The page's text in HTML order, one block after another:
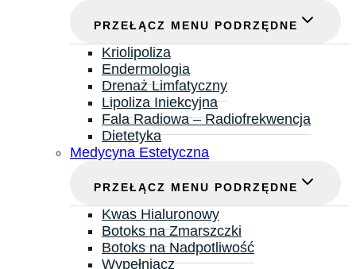
PRZEŁĄCZ MENU PODRZĘDNE
Kriolipoliza
Endermologia
Drenaż Limfatyczny
Lipoliza Iniekcyjna
Fala Radiowa – Radiofrekwencja
Dietetyka
Medycyna Estetyczna
PRZEŁĄCZ MENU PODRZĘDNE
Kwas Hialuronowy
Botoks na Zmarszczki
Botoks na Nadpotliwość
Wypełniacz